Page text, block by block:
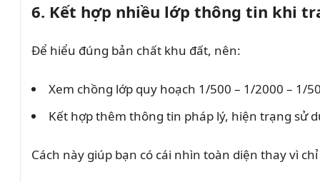
6. Kết hợp nhiều lớp thông tin khi
Để hiểu đúng bản chất khu đất, nên:
Xem chồng lớp quy hoạch 1/500 – 1/2000 – 1/
Kết hợp thêm thông tin pháp lý, hiện trạng sử
Cách này giúp bạn có cái nhìn toàn diện thay vì